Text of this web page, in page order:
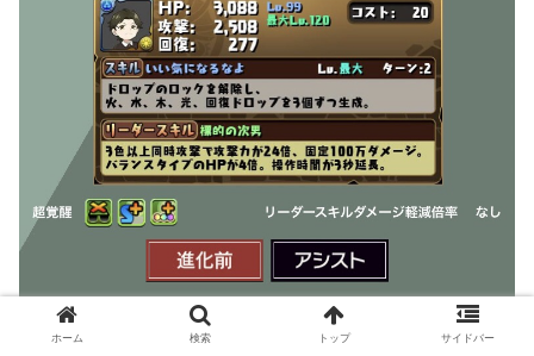
取り巻きより3色+が1つ多いのはさすが。スキルに付属効
ホーム 検索 トップ サイドバー